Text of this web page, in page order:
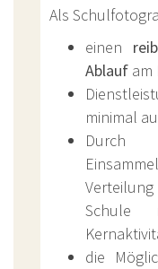
Als
einen
Ablauf am
minimal
Durch
die